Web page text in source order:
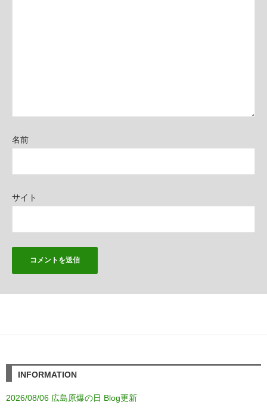
名前
サイト
INFORMATION
2026/08/06 広島原爆の日 Blog更新